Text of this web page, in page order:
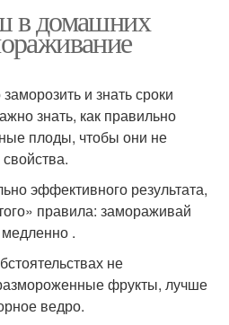
в домашних
и знать сроки
знать, как правильно
плоды, чтобы они не
эффективного результата,
правила: замораживай
.
не
фрукты, лучше
ведро.